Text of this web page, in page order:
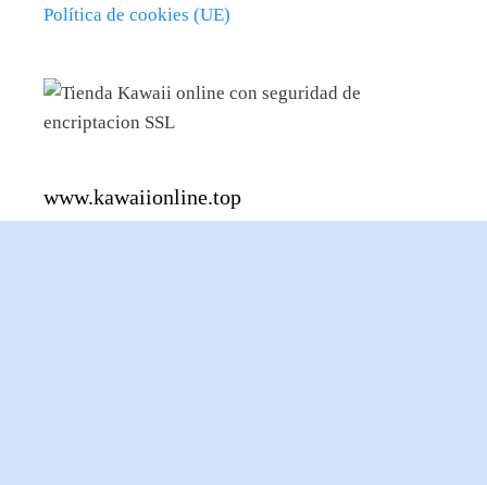
Política de cookies (UE)
www.kawaiionline.top